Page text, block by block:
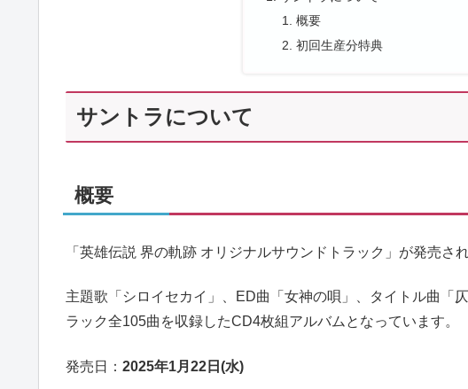
概要
初回生産分特典
サントラについて
概要
「 英雄伝説 界の軌跡 オリジナルサウンドトラック 」が発売さ
主題歌「シロイセカイ」、ED曲「女神の唄」、タイトル曲「
ラック全105曲を収録したCD4枚組アルバムとなっています。
発売日： 2025年1月22日(水)